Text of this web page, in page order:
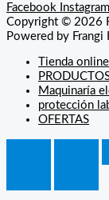
Facebook
Instagram
Copyright © 2026
Powered by Frangi
Tienda online
Maquinaría
protección
OFERTAS